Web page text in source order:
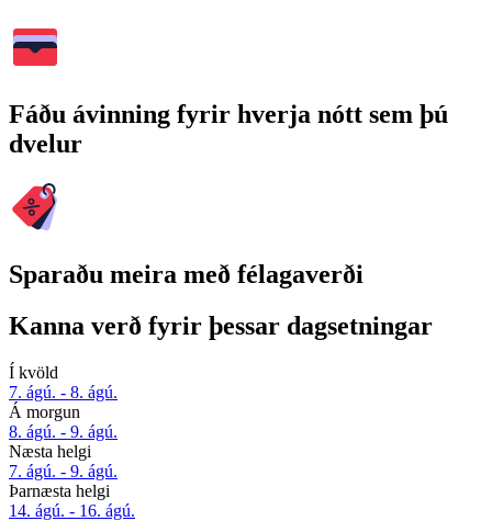
Fáðu ávinning fyrir hverja nótt sem þú
dvelur
Sparaðu meira með félagaverði
Kanna verð fyrir þessar dagsetningar
Í kvöld
7. ágú. - 8. ágú.
Á morgun
8. ágú. - 9. ágú.
Næsta helgi
7. ágú. - 9. ágú.
Þarnæsta helgi
14. ágú. - 16. ágú.